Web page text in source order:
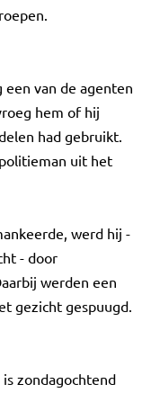
een van de agenten
hem of hij
had gebruikt.
uit het
werd hij -
- door
werden een
gezicht gespuugd.
is zondagochtend